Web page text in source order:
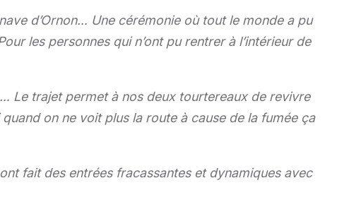
d’Ornon… Une cérémonie où tout le monde a pu
les personnes qui n’ont pu rentrer à l’intérieur de
Le trajet permet à nos deux tourtereaux de revivre
on ne voit plus la route à cause de la fumée ça
fait des entrées fracassantes et dynamiques avec